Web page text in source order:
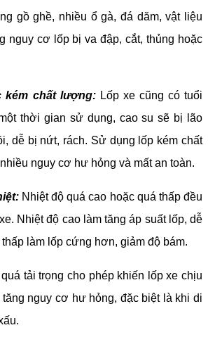
gồ ghề, nhiều ổ gà, đá dăm, vật liệu
nguy cơ lốp bị va đập, cắt, thủng hoặc
kém chất lượng:Lốp xe cũng có tuổi
thời gian sử dụng, cao su sẽ bị lão
dễ bị nứt, rách. Sử dụng lốp kém chất
nguy cơ hư hỏng và mất an toàn.
Nhiệt độ quá cao hoặc quá thấp đều
Nhiệt độ cao làm tăng áp suất lốp, dễ
làm lốp cứng hơn, giảm độ bám.
tải trọng cho phép khiến lốp xe chịu
nguy cơ hư hỏng, đặc biệt là khi di